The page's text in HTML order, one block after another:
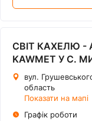
СВІТ КАХЕЛЮ -
KAWMET У С.
вул.
область
Показати на мапі
Графік роботи